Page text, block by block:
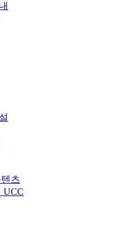
츠
UCC